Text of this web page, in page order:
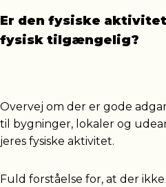
Er den fysiske aktivitet
fysisk tilgængelig?
Overvej om der er gode
til bygninger, lokaler og
jeres fysiske aktivitet.
Fuld forståelse for, at der